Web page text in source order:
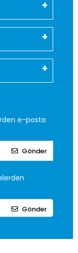
e-posta
Gönder
Gönder